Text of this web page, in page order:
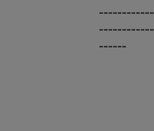
------------
------------
------